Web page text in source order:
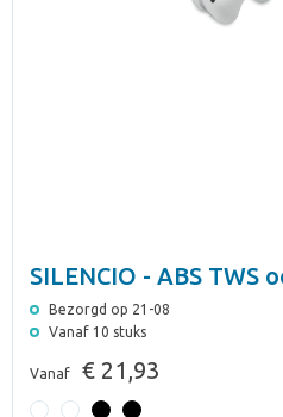
SILENCIO - ABS TWS
Bezorgd op 21-08
Vanaf 10 stuks
Vanaf € 21,93